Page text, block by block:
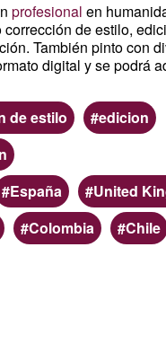
profesional en
corrección de estilo,
También pinto con
digital y se podrá
de estilo
edicion
España
United
Colombia
Chile